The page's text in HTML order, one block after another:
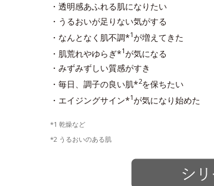
・透明感あふれる肌になりたい
・うるおいが足りない気がする
・なんとなく肌不調*1が増えてきた
・肌荒れやゆらぎ*1が気になる
・みずみずしい質感がすき
・毎日、調子の良い肌*2を保ちたい
・エイジングサイン*1が気になり始めた
*1 乾燥など
*2 うるおいのある肌